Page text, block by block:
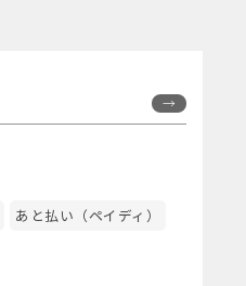
あと払い（ペイディ）